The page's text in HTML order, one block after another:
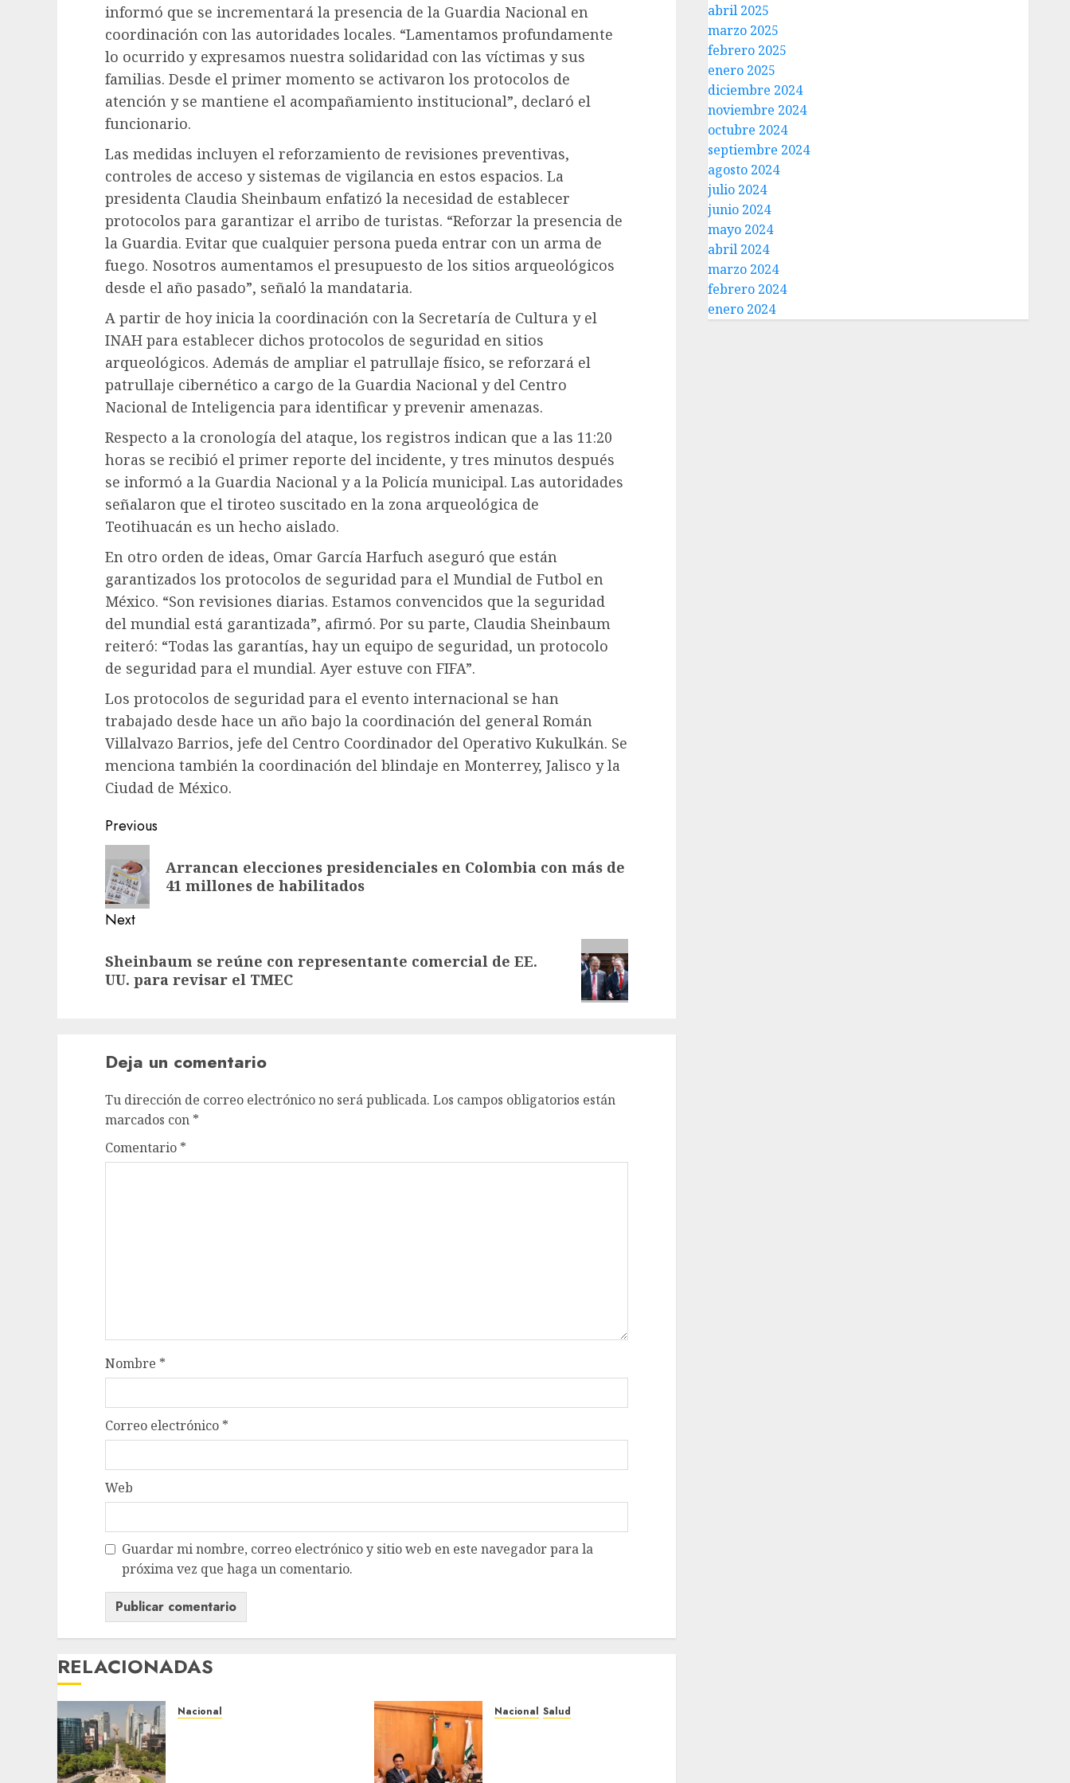
informó que se incrementará la presencia de la Guardia Nacional en
coordinación con las autoridades locales. “Lamentamos profundamente
lo ocurrido y expresamos nuestra solidaridad con las víctimas y sus
familias. Desde el primer momento se activaron los protocolos de
atención y se mantiene el acompañamiento institucional”, declaró el
funcionario.
Las medidas incluyen el reforzamiento de revisiones preventivas,
controles de acceso y sistemas de vigilancia en estos espacios. La
presidenta Claudia Sheinbaum enfatizó la necesidad de establecer
protocolos para garantizar el arribo de turistas. “Reforzar la presencia de
la Guardia. Evitar que cualquier persona pueda entrar con un arma de
fuego. Nosotros aumentamos el presupuesto de los sitios arqueológicos
desde el año pasado”, señaló la mandataria.
A partir de hoy inicia la coordinación con la Secretaría de Cultura y el
INAH para establecer dichos protocolos de seguridad en sitios
arqueológicos. Además de ampliar el patrullaje físico, se reforzará el
patrullaje cibernético a cargo de la Guardia Nacional y del Centro
Nacional de Inteligencia para identificar y prevenir amenazas.
Respecto a la cronología del ataque, los registros indican que a las 11:20
horas se recibió el primer reporte del incidente, y tres minutos después
se informó a la Guardia Nacional y a la Policía municipal. Las autoridades
señalaron que el tiroteo suscitado en la zona arqueológica de
Teotihuacán es un hecho aislado.
En otro orden de ideas, Omar García Harfuch aseguró que están
garantizados los protocolos de seguridad para el Mundial de Futbol en
México. “Son revisiones diarias. Estamos convencidos que la seguridad
del mundial está garantizada”, afirmó. Por su parte, Claudia Sheinbaum
reiteró: “Todas las garantías, hay un equipo de seguridad, un protocolo
de seguridad para el mundial. Ayer estuve con FIFA”.
Los protocolos de seguridad para el evento internacional se han
trabajado desde hace un año bajo la coordinación del general Román
Villalvazo Barrios, jefe del Centro Coordinador del Operativo Kukulkán. Se
menciona también la coordinación del blindaje en Monterrey, Jalisco y la
Ciudad de México.
Previous
Arrancan elecciones presidenciales en Colombia con más de
41 millones de habilitados
Next
Sheinbaum se reúne con representante comercial de EE.
UU. para revisar el TMEC
Deja un comentario
Tu dirección de correo electrónico no será publicada. Los campos obligatorios están
marcados con *
Comentario *
Nombre *
Correo electrónico *
Web
Guardar mi nombre, correo electrónico y sitio web en este navegador para la
próxima vez que haga un comentario.
RELACIONADAS
Nacional Nacional Salud
abril 2025
marzo 2025
febrero 2025
enero 2025
diciembre 2024
noviembre 2024
octubre 2024
septiembre 2024
agosto 2024
julio 2024
junio 2024
mayo 2024
abril 2024
marzo 2024
febrero 2024
enero 2024